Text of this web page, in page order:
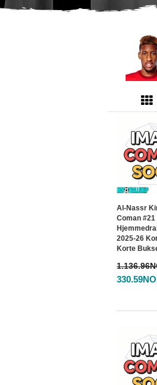
Al-Nassr
Coman #21
2025-26
Korte